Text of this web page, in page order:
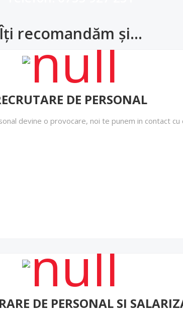
recomandăm și…
DE PERSONAL
devine o provocare, noi te punem in contact
DE PERSONAL SI